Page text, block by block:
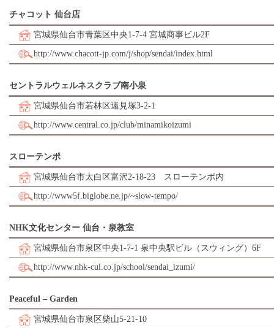
チャコット 仙台店
宮城県仙台市青葉区中央1-7-4 宮城商事ビル2F
http://www.chacott-jp.com/j/shop/sendai/index.html
セントラルウェルネスクラブ南小泉
宮城県仙台市若林区遠見塚3-2-1
http://www.central.co.jp/club/minamikoizumi
スローテンポ
宮城県仙台市太白区富沢2-18-23 スローテンポ内
http://www5f.biglobe.ne.jp/~slow-tempo/
NHK文化センター 仙台・泉教室
宮城県仙台市泉区中央1-7-1 泉中央駅ビル（スウィング）6F
http://www.nhk-cul.co.jp/school/sendai_izumi/
Peaceful – Garden
宮城県仙台市泉区柴山5-21-10